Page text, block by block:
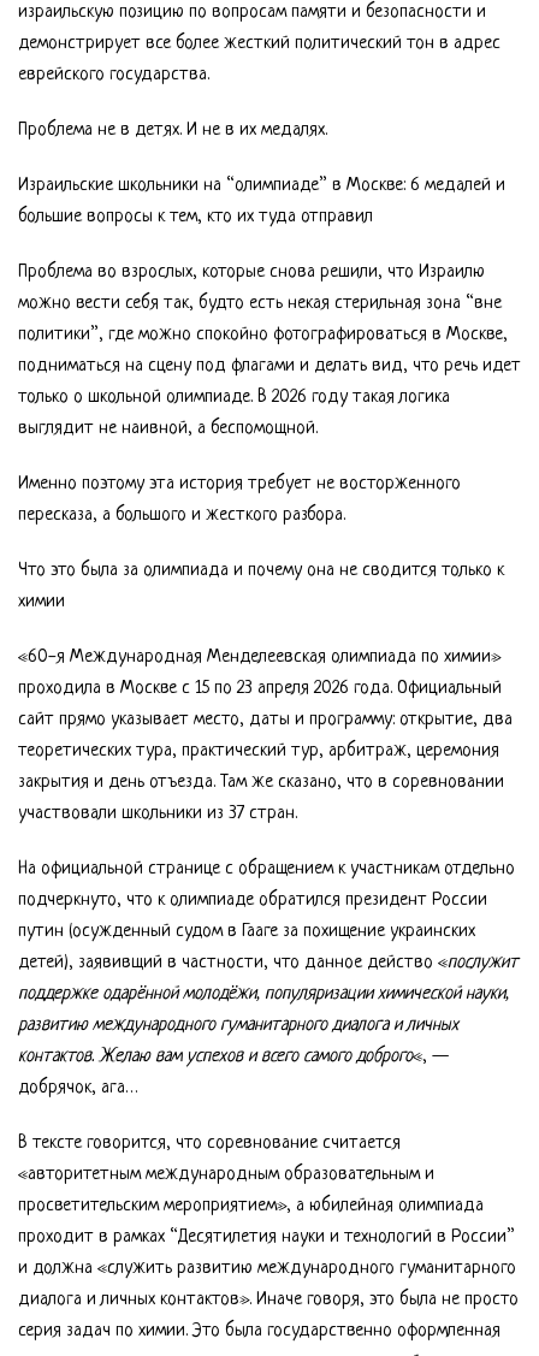
израильскую позицию по вопросам памяти и безопасности и
демонстрирует все более жесткий политический тон в адрес
еврейского государства.
Проблема не в детях. И не в их медалях.
Израильские школьники на “олимпиаде” в Москве: 6 медалей и
большие вопросы к тем, кто их туда отправил
Проблема во взрослых, которые снова решили, что Израилю
можно вести себя так, будто есть некая стерильная зона “вне
политики”, где можно спокойно фотографироваться в Москве,
подниматься на сцену под флагами и делать вид, что речь идет
только о школьной олимпиаде. В 2026 году такая логика
выглядит не наивной, а беспомощной.
Именно поэтому эта история требует не восторженного
пересказа, а большого и жесткого разбора.
Что это была за олимпиада и почему она не сводится только к
химии
«60-я Международная Менделеевская олимпиада по химии»
проходила в Москве с 15 по 23 апреля 2026 года. Официальный
сайт прямо указывает место, даты и программу: открытие, два
теоретических тура, практический тур, арбитраж, церемония
закрытия и день отъезда. Там же сказано, что в соревновании
участвовали школьники из 37 стран.
На официальной странице с обращением к участникам отдельно
подчеркнуто, что к олимпиаде обратился президент России
путин (осужденный судом в Гааге за похищение украинских
детей), заявивщий в частности, что данное действо «послужит
поддержке одарённой молодёжи, популяризации химической науки,
развитию международного гуманитарного диалога и личных
контактов. Желаю вам успехов и всего самого доброго«, —
добрячок, ага…
В тексте говорится, что соревнование считается
«авторитетным международным образовательным и
просветительским мероприятием», а юбилейная олимпиада
проходит в рамках “Десятилетия науки и технологий в России”
и должна «служить развитию международного гуманитарного
диалога и личных контактов». Иначе говоря, это была не просто
серия задач по химии. Это была государственно оформленная